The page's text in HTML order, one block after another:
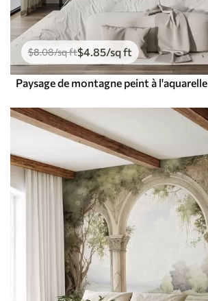
$8.08/sq ft$4.85/sq ft
Paysage de montagne peint à l'aquarelle